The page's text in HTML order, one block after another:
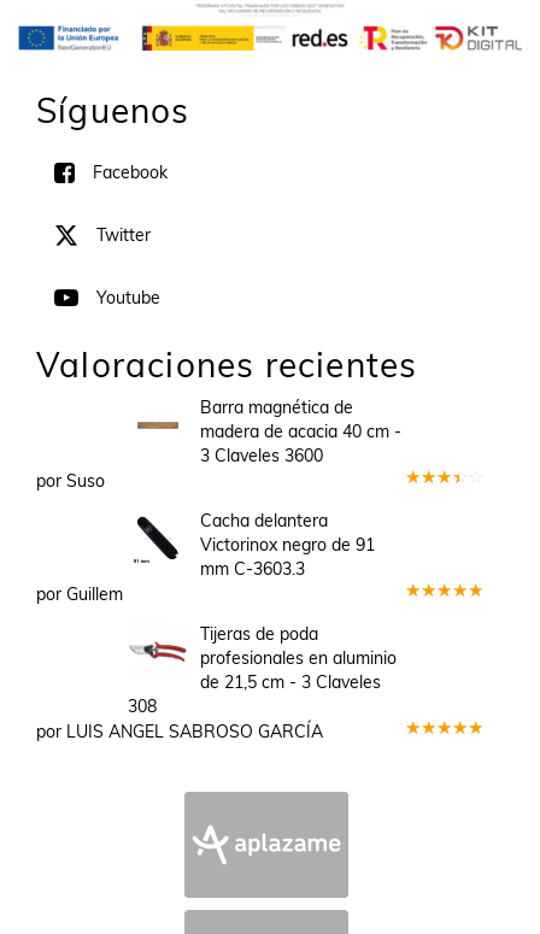
Síguenos
Facebook
Twitter
Youtube
Valoraciones recientes
Barra magnética de
madera de acacia 40 cm -
3 Claveles 3600
por Suso
Cacha delantera
Victorinox negro de 91
mm C-3603.3
por Guillem
Tijeras de poda
profesionales en aluminio
de 21,5 cm - 3 Claveles
308
por LUIS ANGEL SABROSO GARCÍA